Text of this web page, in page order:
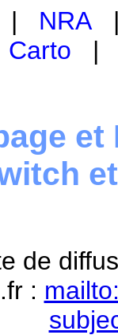
| NRA
Carto
et
de
: